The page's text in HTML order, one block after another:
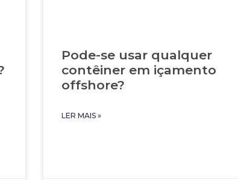
Pode-se usar qualquer
contêiner em içamento
offshore?
LER MAIS »